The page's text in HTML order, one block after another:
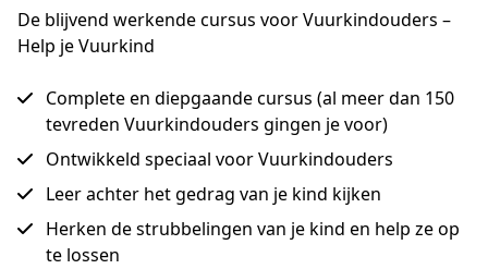
De blijvend werkende cursus voor Vuurkindouders –
Help je Vuurkind
Complete en diepgaande cursus (al meer dan 150
tevreden Vuurkindouders gingen je voor)
Ontwikkeld speciaal voor Vuurkindouders
Leer achter het gedrag van je kind kijken
Herken de strubbelingen van je kind en help ze op
te lossen